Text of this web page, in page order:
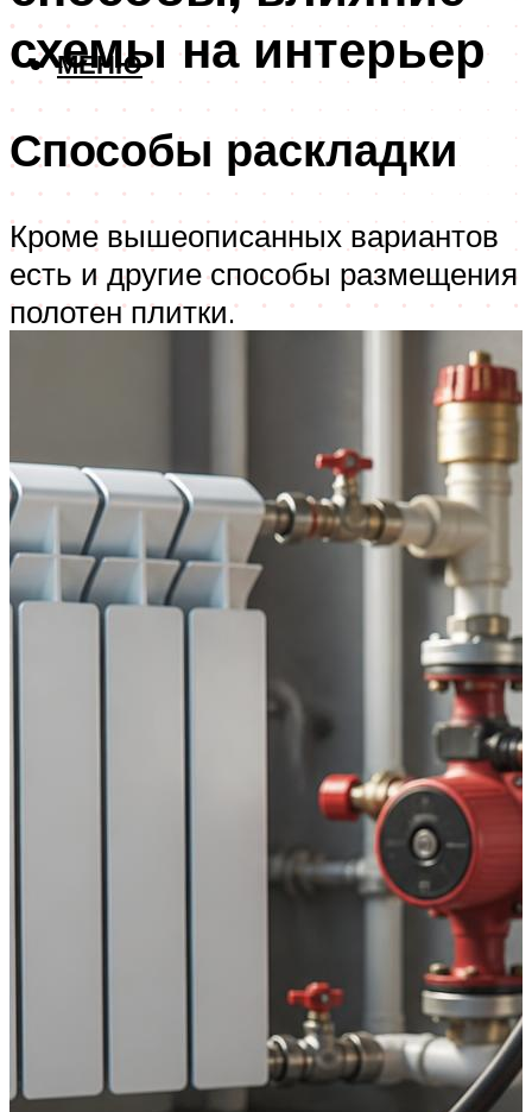
МЕНЮ
схемы на интерьер
Способы раскладки
Кроме вышеописанных вариантов
есть и другие способы размещения
полотен плитки.